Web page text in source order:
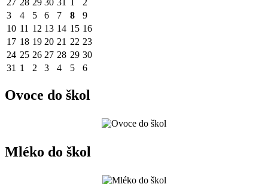
27 28 29 30 31 1
2
3
4 5 6 7 8
9
10 11 12 13 14 15 16
17 18 19 20 21 22 23
24 25 26 27 28 29 30
31 1 2 3 4 5 6
Ovoce do škol
Mléko do škol